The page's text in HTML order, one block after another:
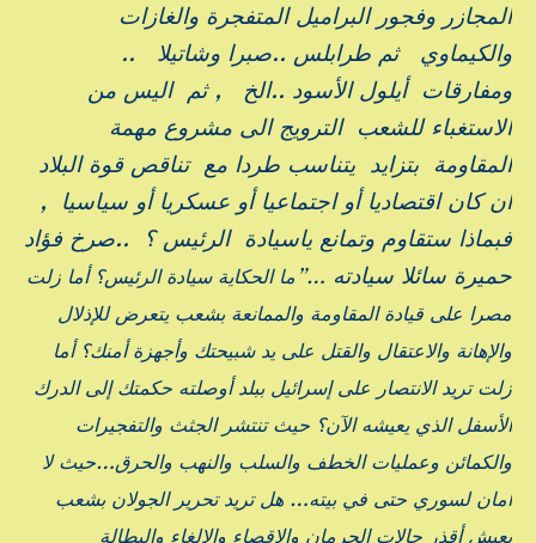
المجازر وفجور البراميل المتفجرة والغازات
والكيماوي ثم طرابلس ..صبرا وشاتيلا ..
ومفارقات أيلول الأسود ..الخ , ثم اليس من
الاستغباء للشعب الترويج الى مشروع مهمة
المقاومة بتزايد يتناسب طردا مع تناقص قوة البلاد
ان كان اقتصاديا أو اجتماعيا أو عسكريا أو سياسيا ,
فبماذا ستقاوم وتمانع ياسيادة الرئيس ؟ ..صرخ فؤاد
حميرة سائلا سيادته …” ما الحكاية سيادة الرئيس؟ أما زلت
مصرا على قيادة المقاومة والممانعة بشعب يتعرض للإذلال
والإهانة والاعتقال والقتل على يد شبيحتك وأجهزة أمنك؟ أما
زلت تريد الانتصار على إسرائيل ببلد أوصلته حكمتك إلى الدرك
الأسفل الذي يعيشه الآن؟ حيث تنتشر الجثث والتفجيرات
والكمائن وعمليات الخطف والسلب والنهب والحرق…حيث لا
أمان لسوري حتى في بيته… هل تريد تحرير الجولان بشعب
يعيش أقذر حالات الحرمان والإقصاء والإلغاء والبطالة